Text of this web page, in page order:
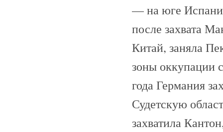
— на юге
после захвата
Китай, заняла
зоны оккупации
года Германия
Судетскую
захватила